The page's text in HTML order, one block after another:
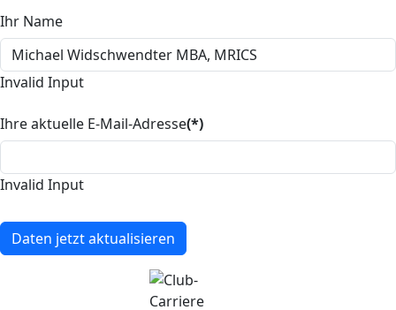
Ihr Name
Invalid Input
Ihre aktuelle E-Mail-Adresse(*)
Invalid Input
Daten jetzt aktualisieren